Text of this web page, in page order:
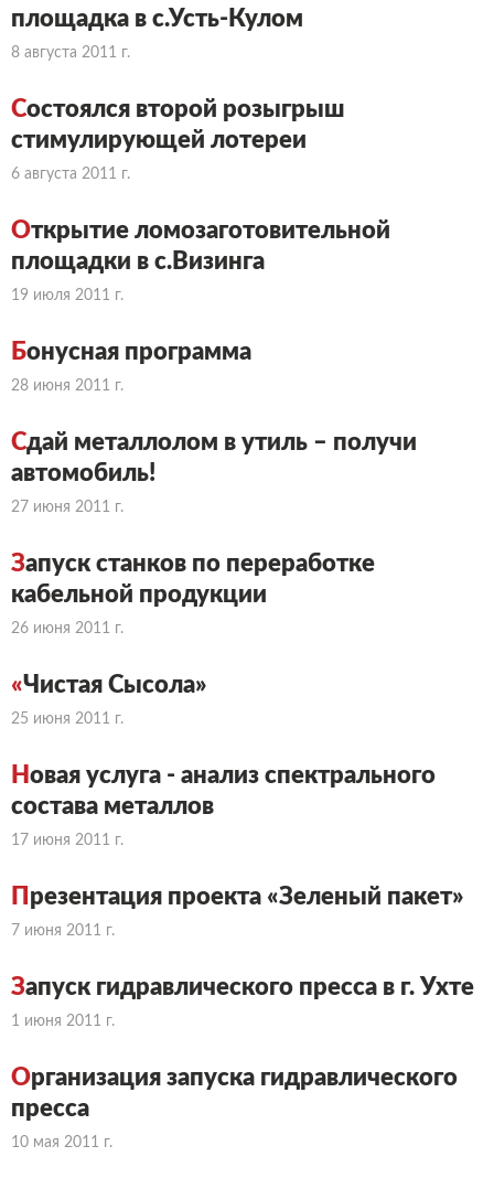
площадка в с.Усть-Кулом
8 августа 2011 г.
Состоялся второй розыгрыш
стимулирующей лотереи
6 августа 2011 г.
Открытие ломозаготовительной
площадки в с.Визинга
19 июля 2011 г.
Бонусная программа
28 июня 2011 г.
Сдай металлолом в утиль – получи
автомобиль!
27 июня 2011 г.
Запуск станков по переработке
кабельной продукции
26 июня 2011 г.
«Чистая Сысола»
25 июня 2011 г.
Н овая услуга - анализ спектрального
состава металлов
17 июня 2011 г.
П резентация проекта «Зеленый пакет»
7 июня 2011 г.
Запуск гидравлического пресса в г. Ухте
1 июня 2011 г.
Организация запуска гидравлического
пресса
10 мая 2011 г.